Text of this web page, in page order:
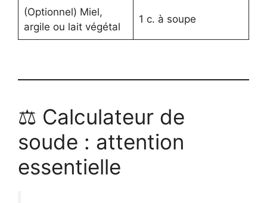
(Optionnel) Miel,
argile ou lait végétal
1 c. à soupe
⚖️ Calculateur de
soude : attention
essentielle